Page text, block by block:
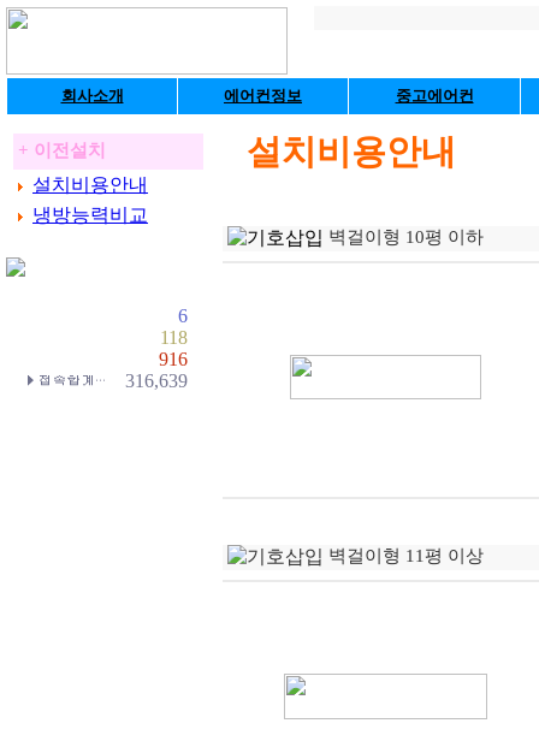
회사소개 에어컨정보 중고에어컨
+ 이전설치
설치비용안내
냉방능력비교
6
118
916
316,639
설치비용안내
벽걸이형 10평 이하
벽걸이형 11평 이상